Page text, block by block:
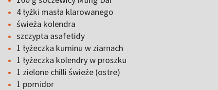
4 łyżki masła klarowanego
świeża kolendra
szczypta asafetidy
1 łyżeczka kuminu w ziarnach
1 łyżeczka kolendry w proszku
1 zielone chilli świeże (ostre)
1 pomidor